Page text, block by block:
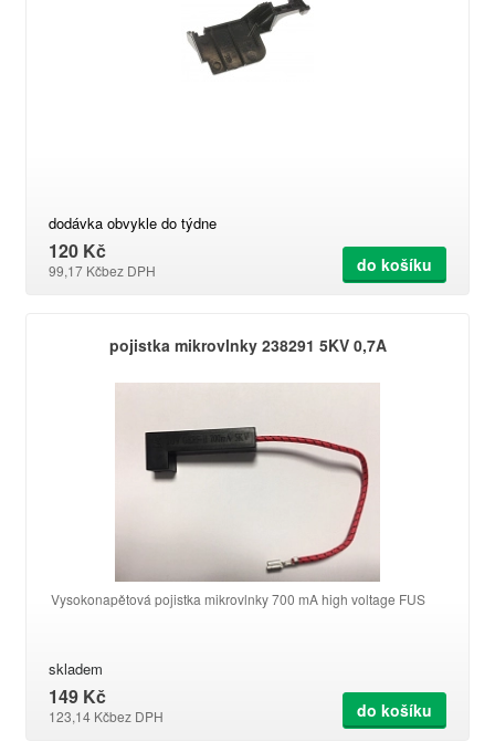
dodávka obvykle do týdne
120 Kč
99,17 Kčbez DPH do košíku
pojistka mikrovlnky 238291 5KV 0,7A
Vysokonapětová pojistka mikrovlnky 700 mA high voltage FUS
skladem
149 Kč
123,14 Kčbez DPH do košíku